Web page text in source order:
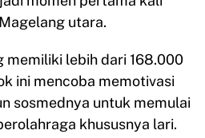
utara.
memiliki lebih dari 168.000
ini mencoba memotivasi
sosmednya untuk memulai
khususnya lari.